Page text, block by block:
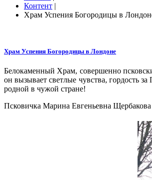
Контент |
Храм Успения Богородицы в
Храм Успения Богородицы в Лондоне
Белокаменный Храм, совершенно
он вызывает светлые чувства, гордость
родной в чужой стране!
Псковичка Марина Евгеньевна